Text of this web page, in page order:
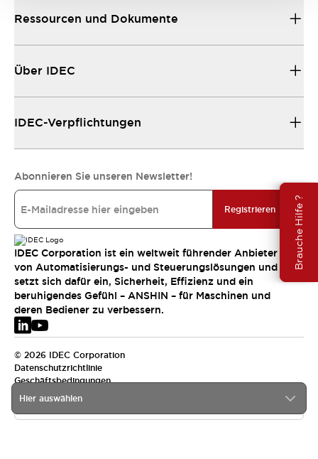
Brauche Hilfe ?
Hier auswählen
Ressourcen und Dokumente
Über IDEC
IDEC-Verpflichtungen
Abonnieren Sie unseren Newsletter!
Registrieren
IDEC Corporation ist ein weltweit führender Anbieter
von Automatisierungs- und Steuerungslösungen und
setzt sich dafür ein, Sicherheit, Effizienz und ein
beruhigendes Gefühl – ANSHIN – für Maschinen und
deren Bediener zu verbessern.
© 2026 IDEC Corporation
Datenschutzrichtlinie
Geschäftsbedingungen
EMEA